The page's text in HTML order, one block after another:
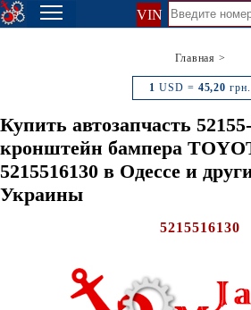
VIN
Главная >
1 USD = 45,20 грн.
Купить автозапчасть
кронштейн бампера
5215516130 в Одессе и
Украины
5215516130